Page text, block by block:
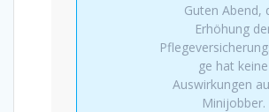
Guten Abend,
Erhöhung
ge hat keine
Auswirkungen
Minijobber.